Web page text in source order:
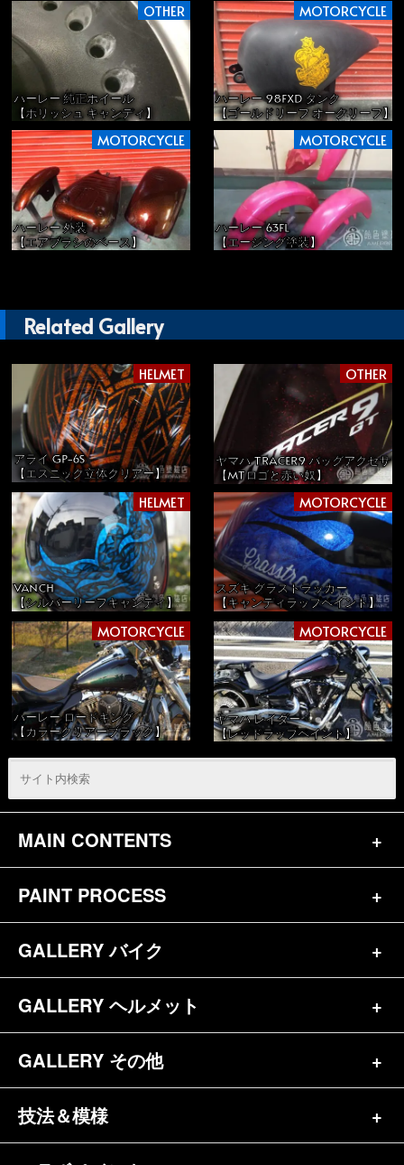
OTHER
ハーレー 純正ホイール
【ポリッシュ キャンディ】
MOTORCYCLE
ハーレー 98FXD タンク
【ゴールドリーフ オークリーフ】
MOTORCYCLE
ハーレー 外装
【エアブラシのベース】
MOTORCYCLE
ハーレー 63FL
【エージング塗装】
Related Gallery
HELMET
アライ GP-6S
【エスニック立体クリアー】
OTHER
ヤマハ TRACER9 バッグアクセサ
【MTロゴと赤い奴】
HELMET
VANCH
【シルバーリーフキャンディ】
MOTORCYCLE
スズキ グラストラッカー
【キャンディラップペイント】
MOTORCYCLE
ハーレー ロードキング
【カラークリアーブラック】
MOTORCYCLE
ヤマハ レイダー
【レッドラップペイント】
MAIN CONTENTS
トップページ
お問合せ
参考価格
キャンディペイントとは？
メディア掲載（18）
PAINT PROCESS
バイク（180）
ヘルメット（84）
GALLERY バイク
バイク一覧（184）
ハーレー（141）
ホンダ（20）
GALLERY ヘルメット
ヘルメット一覧（139）
半ヘル（39）
GALLERY その他
その他一覧（92）
技法＆模様